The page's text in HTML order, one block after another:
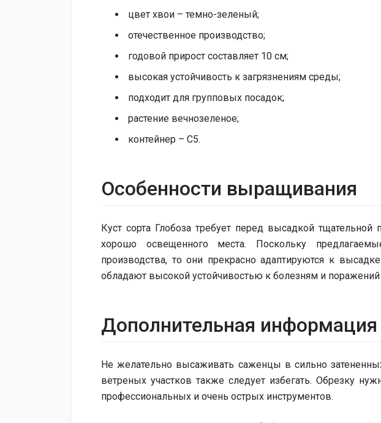
цвет хвои – темно-зеленый;
отечественное производство;
годовой прирост составляет 10 см;
высокая устойчивость к загрязнениям среды;
подходит для групповых посадок;
растение вечнозеленое;
контейнер – С5.
Особенности выращивания
Куст сорта Глобоза требует перед высадкой
хорошо освещенного места. Поскольку
производства, то они прекрасно адаптируются к
обладают высокой устойчивостью к болезням и
Дополнительная информация
Не желательно высаживать саженцы в сильно
ветреных участков также следует избегать. Обрезку
профессиональных и очень острых инструментов.